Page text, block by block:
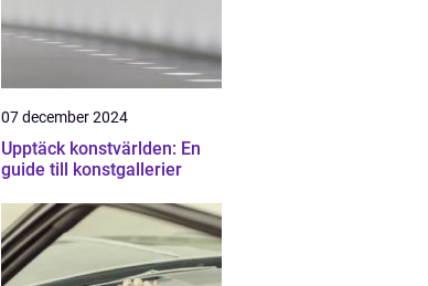
07 december 2024
Upptäck konstvärlden: En
guide till konstgallerier